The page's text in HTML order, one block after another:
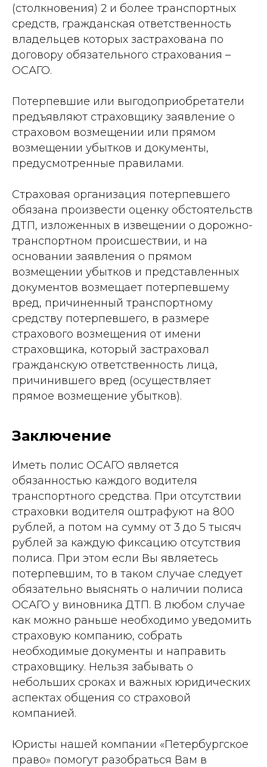
(столкновения) 2 и более транспортных
средств, гражданская ответственность
владельцев которых застрахована по
договору обязательного страхования –
ОСАГО.
Потерпевшие или выгодоприобретатели
предъявляют страховщику заявление о
страховом возмещении или прямом
возмещении убытков и документы,
предусмотренные правилами.
Страховая организация потерпевшего
обязана произвести оценку обстоятельств
ДТП, изложенных в извещении о дорожно-
транспортном происшествии, и на
основании заявления о прямом
возмещении убытков и представленных
документов возмещает потерпевшему
вред, причиненный транспортному
средству потерпевшего, в размере
страхового возмещения от имени
страховщика, который застраховал
гражданскую ответственность лица,
причинившего вред (осуществляет
прямое возмещение убытков).
Заключение
Иметь полис ОСАГО является
обязанностью каждого водителя
транспортного средства. При отсутствии
страховки водителя оштрафуют на 800
рублей, а потом на сумму от 3 до 5 тысяч
рублей за каждую фиксацию отсутствия
полиса. При этом если Вы являетесь
потерпевшим, то в таком случае следует
обязательно выяснять о наличии полиса
ОСАГО у виновника ДТП. В любом случае
как можно раньше необходимо уведомить
страховую компанию, собрать
необходимые документы и направить
страховщику. Нельзя забывать о
небольших сроках и важных юридических
аспектах общения со страховой
компанией.
Юристы нашей компании «Петербургское
право» помогут разобраться Вам в